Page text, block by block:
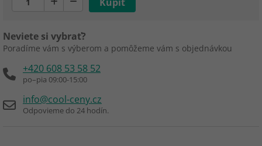
Neviete si vybrať?
Poradíme vám s výberom a pomôžeme vám s objednávkou
+420 608 53 58 52
po–pia 09:00-15:00
info@cool-ceny.cz
Odpovieme do 24 hodín.